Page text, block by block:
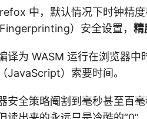
中，默认情况下时钟精
Fingerprinting）安全设置， 精
译为 WASM 运行在浏览器
JavaScript）索要时间。
安全策略阉割到毫秒甚至百